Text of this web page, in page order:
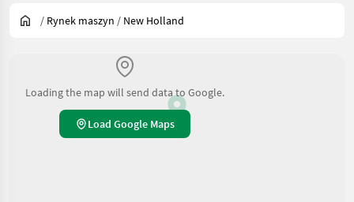
/ Rynek maszyn / New Holland
Loading the map will send data to Google.
Load Google Maps